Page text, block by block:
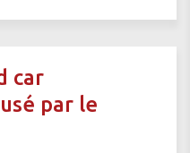
car
par le